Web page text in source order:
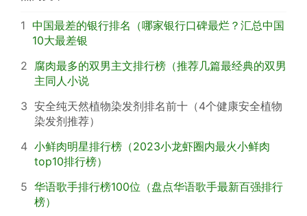
1 中国最差的银行排名（哪家银行口碑最烂？汇总中国
10大最差银
2 腐肉最多的双男主文排行榜（推荐几篇最经典的双男
主同人小说
3 安全纯天然植物染发剂排名前十（4个健康安全植物
染发剂推荐）
4 小鲜肉明星排行榜（2023小龙虾圈内最火小鲜肉
top10排行榜）
5 华语歌手排行榜100位（盘点华语歌手最新百强排行
榜）